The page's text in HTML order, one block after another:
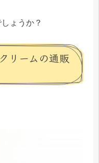
ょうか？
リームの通販